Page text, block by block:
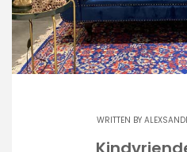
WRITTEN BY